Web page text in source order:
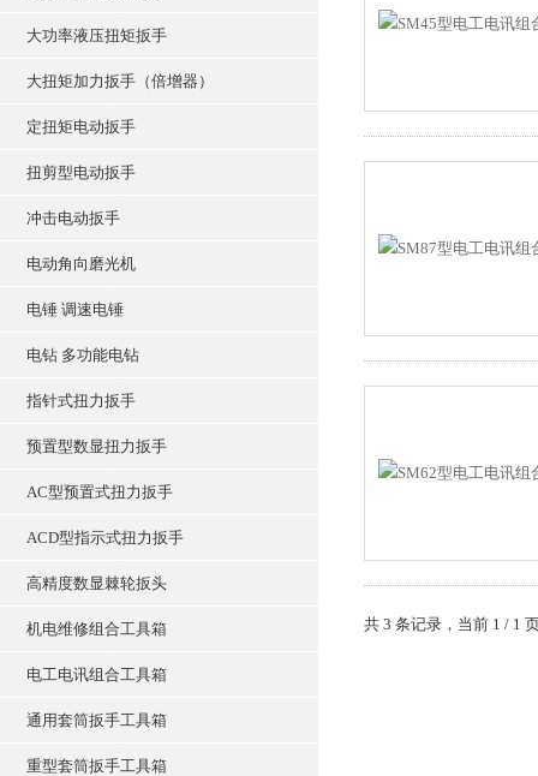
大功率液压扭矩扳手
大扭矩加力扳手（倍增器）
定扭矩电动扳手
扭剪型电动扳手
冲击电动扳手
电动角向磨光机
电锤 调速电锤
电钻 多功能电钻
指针式扭力扳手
预置型数显扭力扳手
AC型预置式扭力扳手
ACD型指示式扭力扳手
高精度数显棘轮扳头
机电维修组合工具箱
电工电讯组合工具箱
通用套筒扳手工具箱
重型套筒扳手工具箱
共 3 条记录，当前 1 / 1